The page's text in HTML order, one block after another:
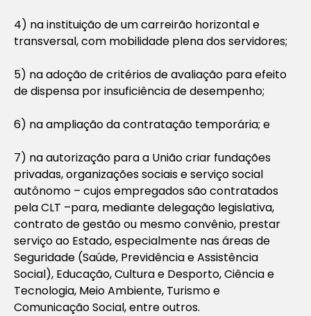
4) na instituição de um carreirão horizontal e
transversal, com mobilidade plena dos servidores;
5) na adoção de critérios de avaliação para efeito
de dispensa por insuficiência de desempenho;
6) na ampliação da contratação temporária; e
7) na autorização para a União criar fundações
privadas, organizações sociais e serviço social
autônomo – cujos empregados são contratados
pela CLT –para, mediante delegação legislativa,
contrato de gestão ou mesmo convênio, prestar
serviço ao Estado, especialmente nas áreas de
Seguridade (Saúde, Previdência e Assistência
Social), Educação, Cultura e Desporto, Ciência e
Tecnologia, Meio Ambiente, Turismo e
Comunicação Social, entre outros.